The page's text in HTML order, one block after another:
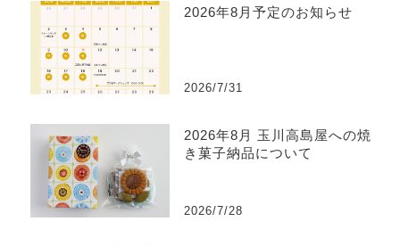
2026年8月予定のお知らせ
2026/7/31
2026年8月 玉川高島屋への焼
き菓子納品について
2026/7/28